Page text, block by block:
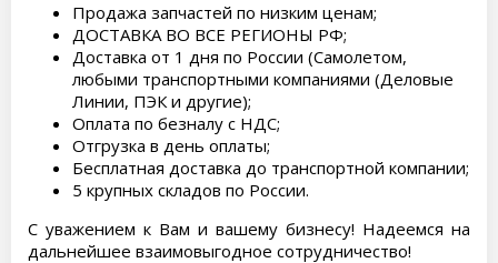
Продажа запчастей по низким ценам;
ДОСТАВКА ВО ВСЕ РЕГИОНЫ РФ;
Доставка от 1 дня по России (Самолетом,
любыми транспортными компаниями (Деловые
Линии, ПЭК и другие);
Оплата по безналу с НДС;
Отгрузка в день оплаты;
Бесплатная доставка до транспортной компании;
5 крупных складов по России.
С уважением к Вам и вашему бизнесу! Надеемся на
дальнейшее взаимовыгодное сотрудничество!